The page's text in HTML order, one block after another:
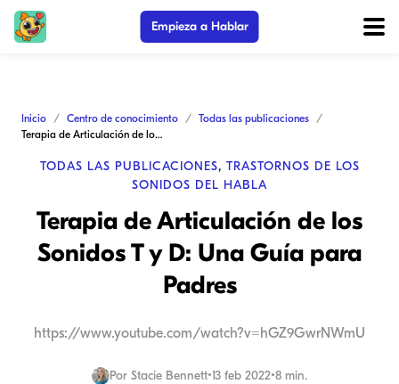
Empieza a Hablar
Inicio Centro de conocimiento
Todas las publicaciones
Terapia de Articulación de los Sonidos T y D: Una Guía para Padres
TODAS LAS PUBLICACIONES, TRASTORNOS DE LOS
SONIDOS DEL HABLA
Terapia de Articulación de los
Sonidos T y D: Una Guía para
Padres
https://www.youtube.com/watch?v=hGZ9GwrNWmU
Por Stacie Bennett•13 feb 2022•8 min.